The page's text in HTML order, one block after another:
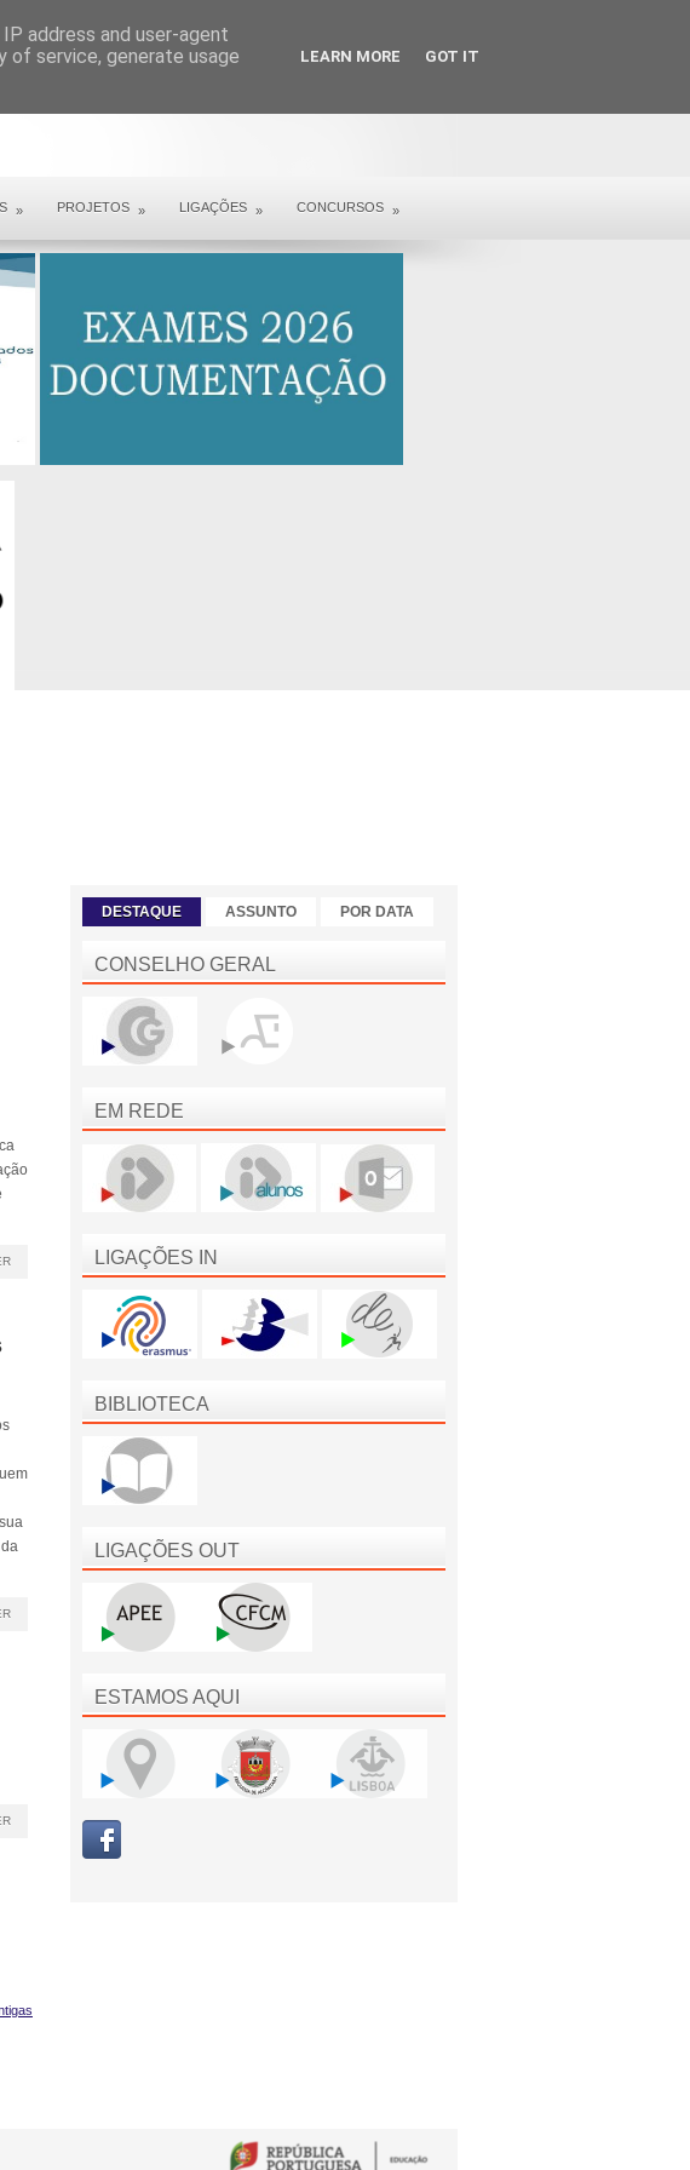
» PROJETOS » LIGAÇÕES » CONCURSOS »
DESTAQUE ASSUNTO POR DATA
CONSELHO GERAL
EM REDE
LIGAÇÕES IN
BIBLIOTECA
LIGAÇÕES OUT
ESTAMOS AQUI
address and user-agent
of service, generate usage
LEARN MORE GOT IT